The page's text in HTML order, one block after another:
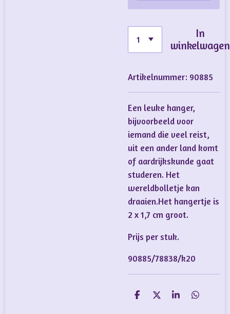
In
winkelwagen
Artikelnummer: 90885
Een leuke hanger,
bijvoorbeeld voor
iemand die veel reist,
uit een ander land komt
of aardrijkskunde gaat
studeren. Het
wereldbolletje kan
draaien.Het hangertje is
2 x 1,7 cm groot.
Prijs per stuk.
90885/78838/k20
D
D
S
D